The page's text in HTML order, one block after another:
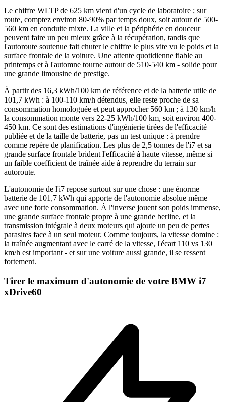
Le chiffre WLTP de 625 km vient d'un cycle de laboratoire ; sur
route, comptez environ 80-90% par temps doux, soit autour de 500-
560 km en conduite mixte. La ville et la périphérie en douceur
peuvent faire un peu mieux grâce à la récupération, tandis que
l'autoroute soutenue fait chuter le chiffre le plus vite vu le poids et la
surface frontale de la voiture. Une attente quotidienne fiable au
printemps et à l'automne tourne autour de 510-540 km - solide pour
une grande limousine de prestige.
À partir des 16,3 kWh/100 km de référence et de la batterie utile de
101,7 kWh : à 100-110 km/h détendus, elle reste proche de sa
consommation homologuée et peut approcher 560 km ; à 130 km/h
la consommation monte vers 22-25 kWh/100 km, soit environ 400-
450 km. Ce sont des estimations d'ingénierie tirées de l'efficacité
publiée et de la taille de batterie, pas un test unique : à prendre
comme repère de planification. Les plus de 2,5 tonnes de l'i7 et sa
grande surface frontale brident l'efficacité à haute vitesse, même si
un faible coefficient de traînée aide à reprendre du terrain sur
autoroute.
L'autonomie de l'i7 repose surtout sur une chose : une énorme
batterie de 101,7 kWh qui apporte de l'autonomie absolue même
avec une forte consommation. À l'inverse jouent son poids immense,
une grande surface frontale propre à une grande berline, et la
transmission intégrale à deux moteurs qui ajoute un peu de pertes
parasites face à un seul moteur. Comme toujours, la vitesse domine :
la traînée augmentant avec le carré de la vitesse, l'écart 110 vs 130
km/h est important - et sur une voiture aussi grande, il se ressent
fortement.
Tirer le maximum d'autonomie de votre BMW i7
xDrive60